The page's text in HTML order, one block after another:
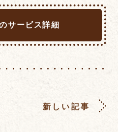
サービス詳細
新しい記事